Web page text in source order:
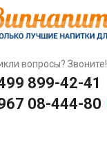
вопросы? Звоните!
899-42-41
08-444-80